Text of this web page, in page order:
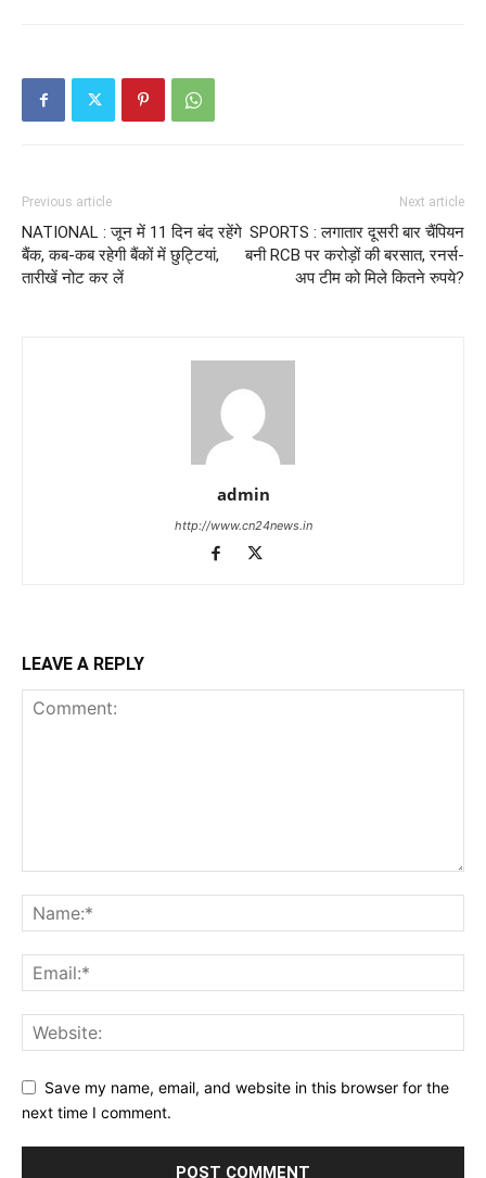
Previous article
NATIONAL : जून में 11 दिन बंद रहेंगे
बैंक, कब-कब रहेगी बैंकों में छुट्टियां,
तारीखें नोट कर लें
Next article
SPORTS : लगातार दूसरी बार चैंपियन
बनी RCB पर करोड़ों की बरसात, रनर्स-
अप टीम को मिले कितने रुपये?
admin
http://www.cn24news.in
LEAVE A REPLY
Save my name, email, and website in this browser for the
next time I comment.